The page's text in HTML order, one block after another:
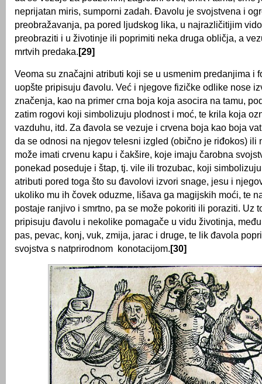
neprijatan miris, sumporni zadah. Đavolu je svojstvena i
preobražavanja, pa pored ljudskog lika, u najrazličitijim
preobraziti i u životinje ili poprimiti neka druga obličja, a
mrtvih predaka.[29]
Veoma su značajni atributi koji se u usmenim predanjima i
uopšte pripisuju đavolu. Već i njegove fizičke odlike nose
značenja, kao na primer crna boja koja asocira na tamu,
zatim rogovi koji simbolizuju plodnost i moć, te krila koja
vazduhu, itd. Za đavola se vezuje i crvena boja kao boja
da se odnosi na njegov telesni izgled (obično je riđokos) ili
može imati crvenu kapu i čakšire, koje imaju čarobna
ponekad poseduje i štap, tj. vile ili trozubac, koji
atributi pored toga što su đavolovi izvori snage, jesu i
ukoliko mu ih čovek oduzme, lišava ga magijskih moći, te
postaje ranjivo i smrtno, pa se može pokoriti ili poraziti. Uz
pripisuju đavolu i nekolike pomagače u vidu životinja,
pas, pevac, konj, vuk, zmija, jarac i druge, te lik đavola
svojstva s natprirodnom konotacijom.[30]